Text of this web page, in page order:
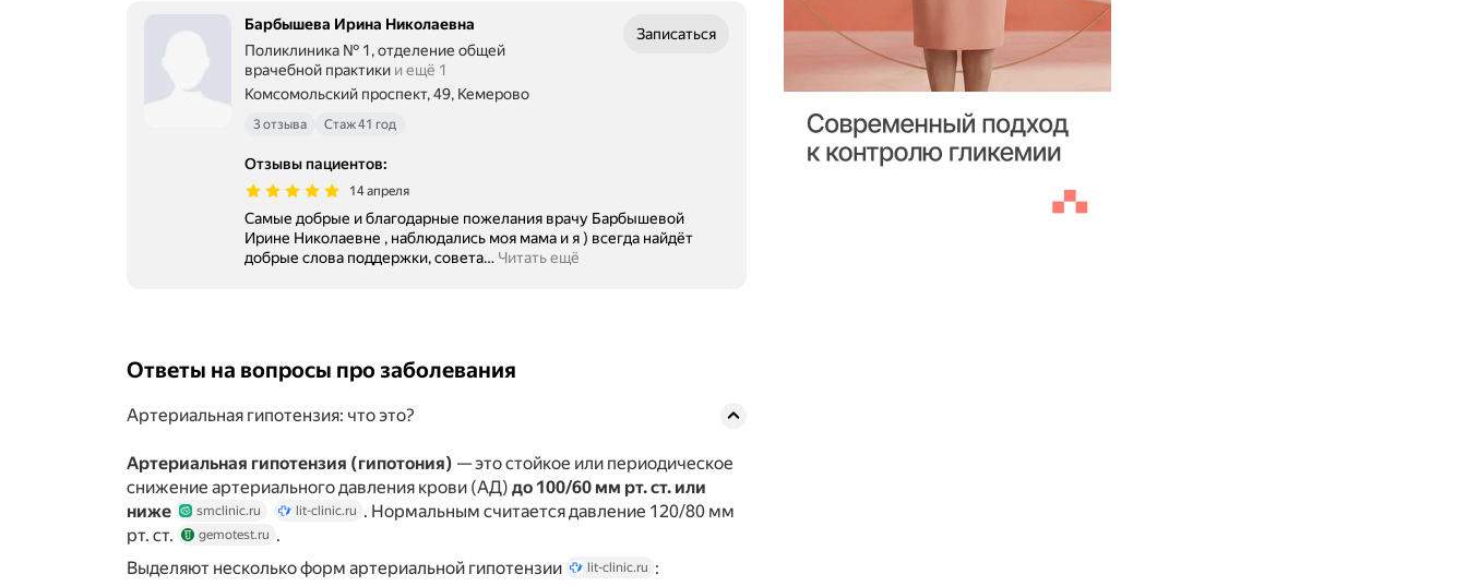
Барбышева Ирина Николаевна
Поликлиника № 1, отделение общей
врачебной практики и ещё 1
Комсомольский проспект, 49, Кемерово
3 отзыва Стаж 41 год
Записаться
Отзывы пациентов:
14 апреля
Самые добрые и благодарные пожелания врачу Барбышевой
Ирине Николаевне , наблюдались моя мама и я ) всегда найдёт
добрые слова поддержки, совета… Читать ещё
Ответы на вопросы про заболевания
Артериальная гипотензия: что это?
Артериальная гипотензия (гипотония) — это стойкое или периодическое
снижение артериального давления крови (АД) до 100/60 мм рт. ст. или
ниже
smclinic.ru lit-clinic.ru . Нормальным считается давление 120/80 мм
рт. ст.
gemotest.ru .
Выделяют несколько форм артериальной гипотензии
lit-clinic.ru :